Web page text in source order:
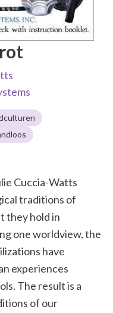
Cuccia-Watts
traditions of
they hold in
one worldview, the
have
experiences
The result is a
of our